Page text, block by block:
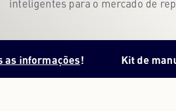
inteligentes para o mercado de
! Kit de manutenção